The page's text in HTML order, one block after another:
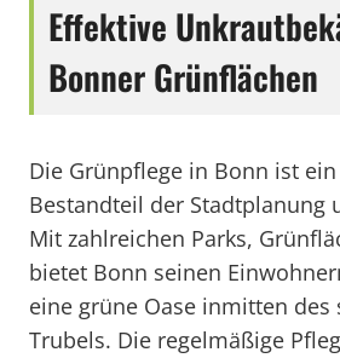
Effektive
Bonner Grünflächen
Die Grünpflege in Bonn ist
Bestandteil der Stadtplanung
Mit zahlreichen Parks,
bietet Bonn seinen
eine grüne Oase inmitten des
Trubels. Die regelmäßige